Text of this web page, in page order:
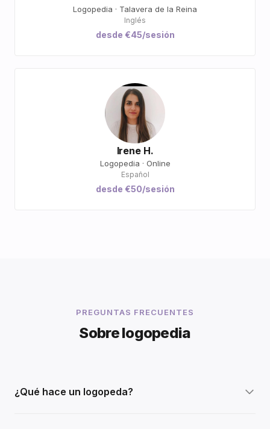
Logopedia · Talavera de la Reina
Inglés
desde €45/sesión
Irene H.
Logopedia · Online
Español
desde €50/sesión
PREGUNTAS FRECUENTES
Sobre logopedia
¿Qué hace un logopeda?